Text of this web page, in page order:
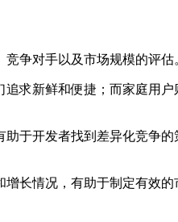
争对手以及市场规模的评估
求新鲜和便捷；而家庭用
于开发者找到差异化竞争
长情况，有助于制定有效的